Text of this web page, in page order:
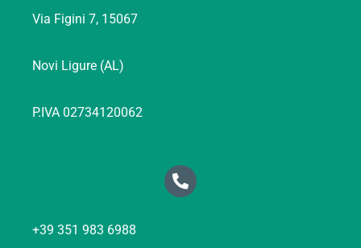
Via Figini 7, 15067
Novi Ligure (AL)
P.IVA 02734120062
+39 351 983 6988